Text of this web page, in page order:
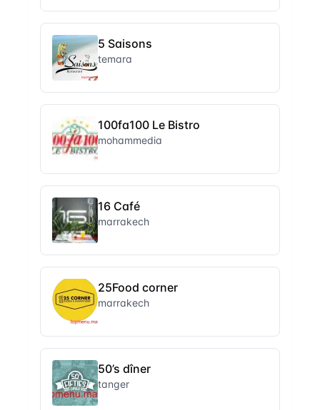
5 Saisons
temara
100fa100 Le Bistro
mohammedia
16 Café
marrakech
25Food corner
marrakech
50’s dîner
tanger